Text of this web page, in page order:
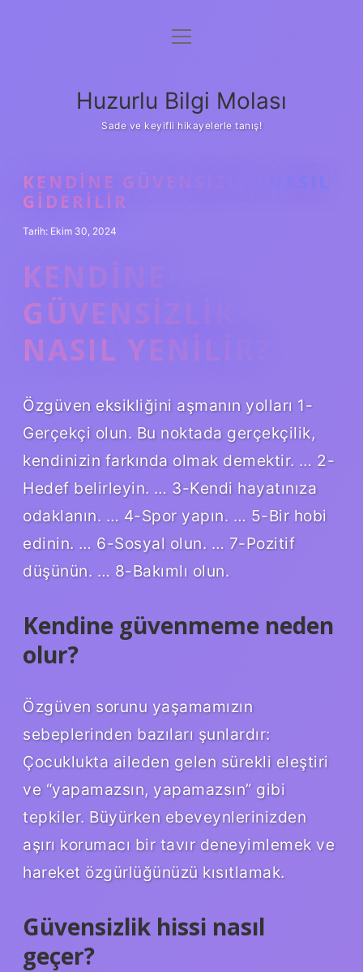
Anasayfa
Yasal Uyarı
menüyü
Huzurlu Bilgi Molası
Sade ve keyifli hikayelerle tanış!
KENDINE GÜVENSIZLIK NASIL
GIDERILIR
Tarih: Ekim 30, 2024
KENDINE
GÜVENSIZLIK
NASIL YENILIR?
Özgüven eksikliğini aşmanın yolları 1-
Gerçekçi olun. Bu noktada gerçekçilik,
kendinizin farkında olmak demektir. … 2-
Hedef belirleyin. … 3-Kendi hayatınıza
odaklanın. … 4-Spor yapın. … 5-Bir hobi
edinin. … 6-Sosyal olun. … 7-Pozitif
düşünün. … 8-Bakımlı olun.
Kendine güvenmeme neden
olur?
Özgüven sorunu yaşamamızın
sebeplerinden bazıları şunlardır:
Çocuklukta aileden gelen sürekli eleştiri
ve “yapamazsın, yapamazsın” gibi
tepkiler. Büyürken ebeveynlerinizden
aşırı korumacı bir tavır deneyimlemek ve
hareket özgürlüğünüzü kısıtlamak.
Güvensizlik hissi nasıl
geçer?